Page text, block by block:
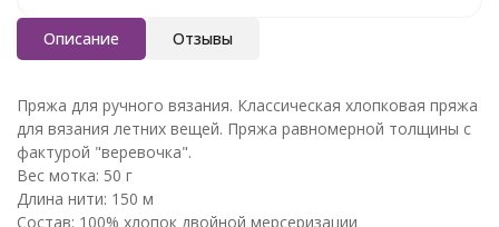
Описание Отзывы
Пряжа для ручного вязания. Классическая хлопковая пряжа
для вязания летних вещей. Пряжа равномерной толщины с
фактурой "веревочка".
Вес мотка: 50 г
Длина нити: 150 м
Состав: 100% хлопок двойной мерсеризации